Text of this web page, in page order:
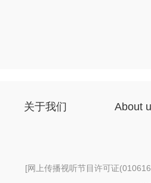
关于我们 About
[网上传播视听节目许可证